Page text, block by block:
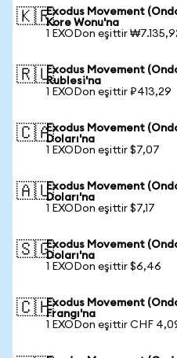
🇰🇷Exodus Movement
Kore Wonu'na
1 EXODon eşittir
🇷🇺Exodus Movement
Rublesi'na
1 EXODon eşittir ₽413,29
🇨🇦Exodus Movement
Doları'na
1 EXODon eşittir $7,07
🇦🇺Exodus Movement
Doları'na
1 EXODon eşittir $7,17
🇸🇬Exodus Movement
Doları'na
1 EXODon eşittir $6,46
🇨🇭Exodus Movement
Frangı'na
1 EXODon eşittir CHF